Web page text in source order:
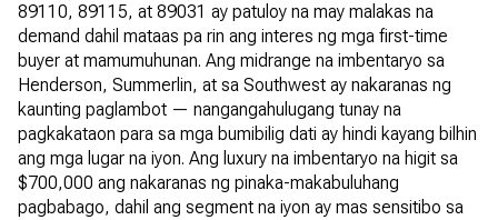
89110, 89115, at 89031 ay patuloy na may malakas na
demand dahil mataas pa rin ang interes ng mga first-time
buyer at mamumuhunan. Ang midrange na imbentaryo sa
Henderson, Summerlin, at sa Southwest ay nakaranas ng
kaunting paglambot — nangangahulugang tunay na
pagkakataon para sa mga bumibilig dati ay hindi kayang bilhin
ang mga lugar na iyon. Ang luxury na imbentaryo na higit sa
$700,000 ang nakaranas ng pinaka-makabuluhang
pagbabago, dahil ang segment na iyon ay mas sensitibo sa